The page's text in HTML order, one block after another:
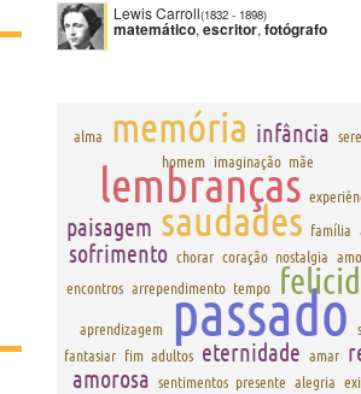
Lewis Carroll(1832 - 1898)
matemático, escritor,fotógrafo
alma memória infância
homem imaginação mãe
lembranças
paisagem saudades família
sofrimento chorar coração nostalgia
encontros arrependimento tempo
aprendizagem passado
fantasiar fim adultos eternidade amar
amorosa sentimentos presente alegria